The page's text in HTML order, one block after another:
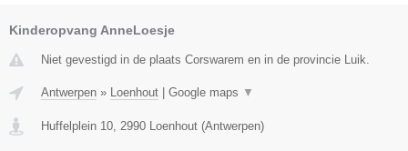
Kinderopvang AnneLoesje
Niet gevestigd in de plaats Corswarem en in de provincie Luik.
Antwerpen » Loenhout Google maps ▼
Huffelplein 10 2990 Loenhout (Antwerpen)